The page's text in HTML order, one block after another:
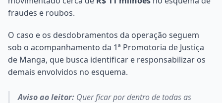
fraudes e roubos.
O caso e os desdobramentos da operação seguem
sob o acompanhamento da 1ª Promotoria de Justiça
de Manga, que busca identificar e responsabilizar os
demais envolvidos no esquema.
Aviso ao leitor: Quer ficar por dentro de todas as